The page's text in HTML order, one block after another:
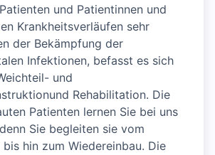
und Patientinnen und
Krankheitsverläufen sehr
der Bekämpfung der
Infektionen, befasst es sich
und
Rehabilitation. Die
Patienten lernen Sie bei uns
Sie begleiten sie vom
bis hin zum Wiedereinbau. Die